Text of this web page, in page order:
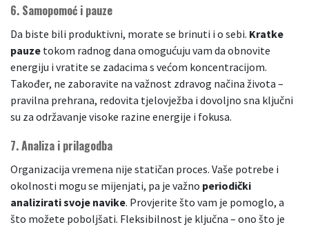
6. Samopomoć i pauze
Da biste bili produktivni, morate se brinuti i o sebi. Kratke
pauze tokom radnog dana omogućuju vam da obnovite
energiju i vratite se zadacima s većom koncentracijom.
Također, ne zaboravite na važnost zdravog načina života –
pravilna prehrana, redovita tjelovježba i dovoljno sna ključni
su za održavanje visoke razine energije i fokusa.
7.Analiza i prilagodba
Organizacija vremena nije statičan proces. Vaše potrebe i
okolnosti mogu se mijenjati, pa je važno periodički
analizirati svoje navike. Provjerite što vam je pomoglo, a
što možete poboljšati. Fleksibilnost je ključna – ono što je